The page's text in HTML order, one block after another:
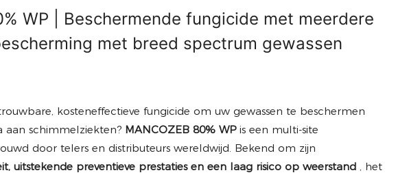
WP | Beschermende fungicide met meerdere
met breed spectrum gewassen
kosteneffectieve fungicide om uw gewassen te beschermen
aan schimmelziekten? MANCOZEB 80% WP is een multi-site
door telers en distributeurs wereldwijd. Bekend om zijn
uitstekende preventieve prestaties en een laag risico op weerstand
, het